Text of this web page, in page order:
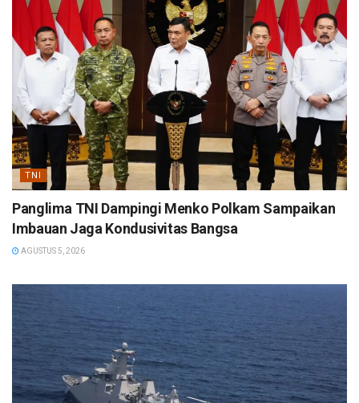
TNI
Panglima TNI Dampingi Menko Polkam Sampaikan
Imbauan Jaga Kondusivitas Bangsa
AGUSTUS 5, 2026